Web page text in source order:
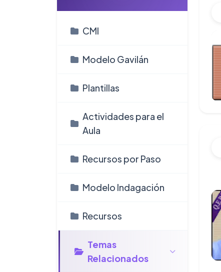
CMI
Modelo Gavilán
Plantillas
Actividades para el
Aula
Recursos por Paso
Modelo Indagación
Recursos
Temas
Relacionados